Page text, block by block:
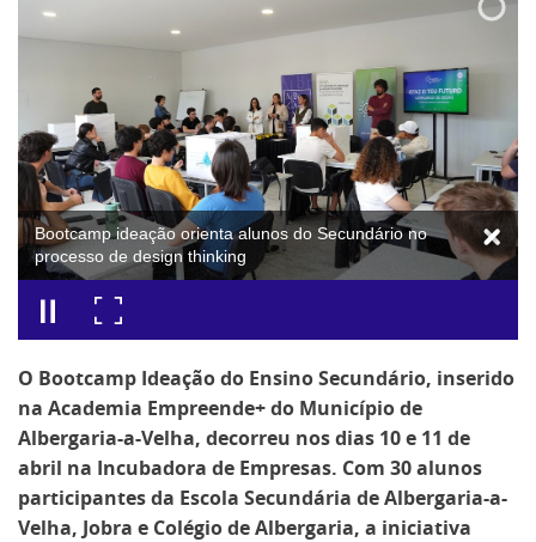
Bootcamp ideação orienta alunos do Secundário no
processo de design thinking
O Bootcamp Ideação do Ensino Secundário, inserido
na Academia Empreende+ do Município de
Albergaria-a-Velha, decorreu nos dias 10 e 11 de
abril na Incubadora de Empresas. Com 30 alunos
participantes da Escola Secundária de Albergaria-a-
Velha, Jobra e Colégio de Albergaria, a iniciativa